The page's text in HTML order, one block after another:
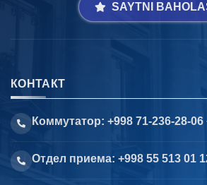
SAYTNI
КОНТАКТ
Коммутатор: +998 71-236-28-06
Отдел приема: +998 55 513 01